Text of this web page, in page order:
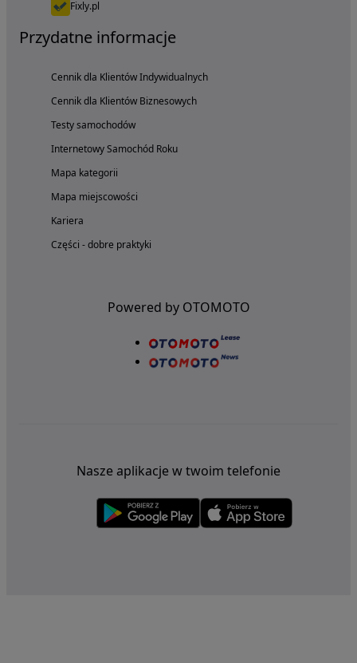
Fixly.pl
Przydatne informacje
Cennik dla Klientów Indywidualnych
Cennik dla Klientów Biznesowych
Testy samochodów
Internetowy Samochód Roku
Mapa kategorii
Mapa miejscowości
Kariera
Części - dobre praktyki
Powered by OTOMOTO
Nasze aplikacje w twoim telefonie